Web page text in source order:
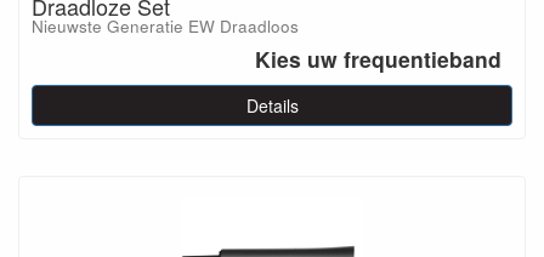
Nieuwste Generatie EW Draadloos
Kies uw frequentieband
Details